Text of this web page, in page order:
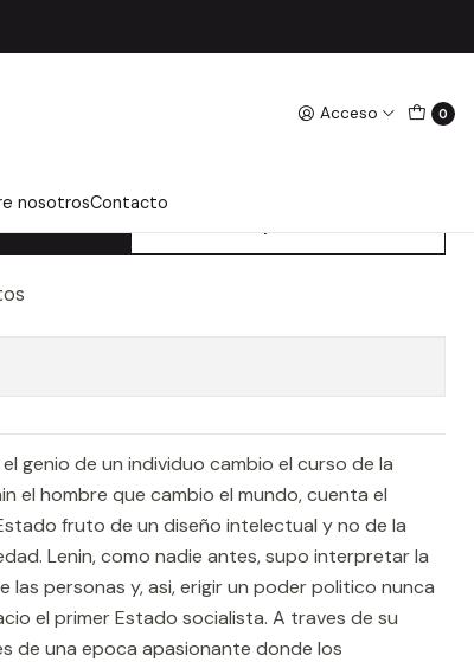
Acceso 0
nosotrosContacto
Agustin
QUE CAMBIO EL
genio de un individuo cambio el curso de la
el hombre que cambio el mundo, cuenta el
fruto de un diseño intelectual y no de la
Lenin, como nadie antes, supo interpretar la
personas y, asi, erigir un poder politico nunca
el primer Estado socialista. A traves de su
de una epoca apasionante donde los